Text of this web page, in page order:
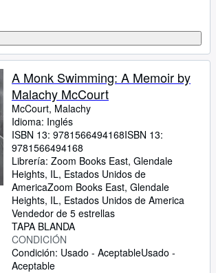
A Monk Swimming: A Memoir by
Malachy McCourt
McCourt, Malachy
Idioma: Inglés
ISBN 13: 9781566494168ISBN 13:
9781566494168
Librería: Zoom Books East, Glendale
Heights, IL, Estados Unidos de
AmericaZoom Books East, Glendale
Heights, IL, Estados Unidos de America
Vendedor de 5 estrellas
TAPA BLANDA
CONDICIÓN
Condición: Usado - AceptableUsado -
Aceptable